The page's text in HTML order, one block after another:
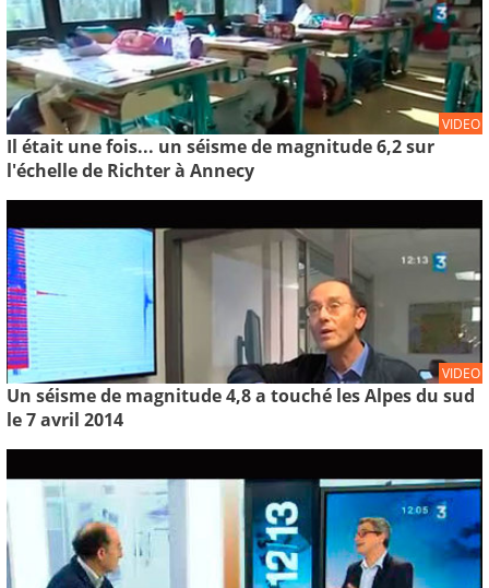
VIDEO
Il était une fois... un séisme de magnitude 6,2 sur
l'échelle de Richter à Annecy
VIDEO
Un séisme de magnitude 4,8 a touché les Alpes du sud
le 7 avril 2014